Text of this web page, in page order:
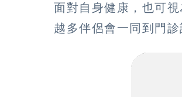
面對自身健康，也可
越多伴侶會一同到門